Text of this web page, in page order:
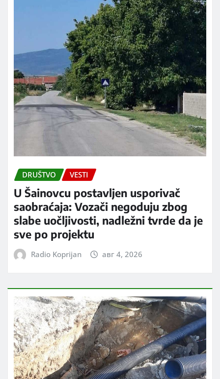
DRUŠTVO VESTI
U Šainovcu postavljen usporivač
saobraćaja: Vozači negoduju zbog
slabe uočljivosti, nadležni tvrde da je
sve po projektu
Radio Koprijan авг 4, 2026